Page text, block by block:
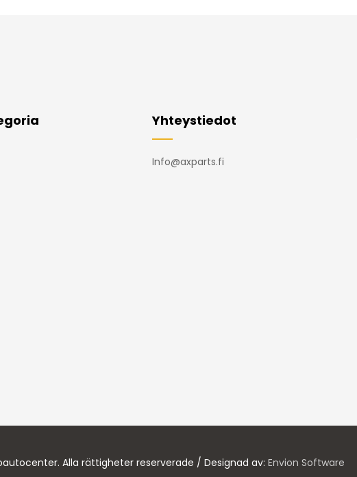
Yhteystiedot
Info@axparts.fi
Alla rättigheter reserverade / Designad av: Envion Software